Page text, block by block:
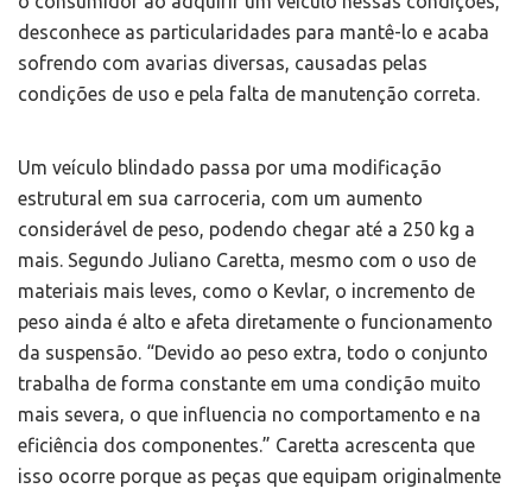
desconhece as particularidades para mantê-lo e acaba
sofrendo com avarias diversas, causadas pelas
condições de uso e pela falta de manutenção correta.
Um veículo blindado passa por uma modificação
estrutural em sua carroceria, com um aumento
considerável de peso, podendo chegar até a 250 kg a
mais. Segundo Juliano Caretta, mesmo com o uso de
materiais mais leves, como o Kevlar, o incremento de
peso ainda é alto e afeta diretamente o funcionamento
da suspensão. “Devido ao peso extra, todo o conjunto
trabalha de forma constante em uma condição muito
mais severa, o que influencia no comportamento e na
eficiência dos componentes.” Caretta acrescenta que
isso ocorre porque as peças que equipam originalmente